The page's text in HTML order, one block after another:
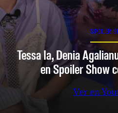
SPOILER
Tessa Ia, Denia
en Spoiler Show
Ver en